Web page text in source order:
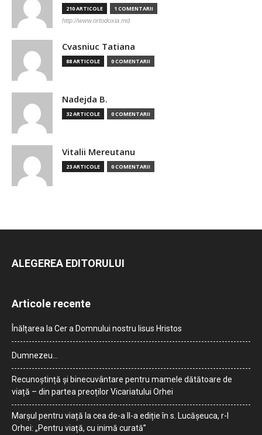
210 ARTICOLE 1 COMENTARII
http://www.ortodoxia.md
Cvasniuc Tatiana
88 ARTICOLE 0 COMENTARII
Nadejda B.
32 ARTICOLE 0 COMENTARII
Vitalii Mereutanu
23 ARTICOLE 0 COMENTARII
ALEGEREA EDITORULUI
Articole recente
Înălțarea la Cer a Domnului nostru Iisus Hristos
Dumnezeu…
Recunoștință și binecuvântare pentru mamele dătătoare de
viață – din partea preoților Vicariatului Orhei
Marșul pentru viață la cea de-a II-a ediție în s. Lucășeuca, r-l
Orhei: „Pentru viață, cu inimă curată”